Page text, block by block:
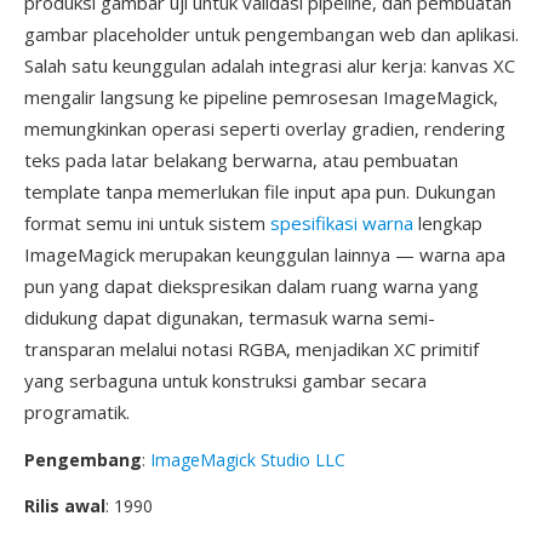
gambar placeholder untuk pengembangan web dan aplikasi.
Salah satu keunggulan adalah integrasi alur kerja: kanvas XC
mengalir langsung ke pipeline pemrosesan ImageMagick,
memungkinkan operasi seperti overlay gradien, rendering
teks pada latar belakang berwarna, atau pembuatan
template tanpa memerlukan file input apa pun. Dukungan
format semu ini untuk sistem spesifikasi warna lengkap
ImageMagick merupakan keunggulan lainnya — warna apa
pun yang dapat diekspresikan dalam ruang warna yang
didukung dapat digunakan, termasuk warna semi-
transparan melalui notasi RGBA, menjadikan XC primitif
yang serbaguna untuk konstruksi gambar secara
programatik.
Pengembang: ImageMagick Studio LLC
Rilis awal: 1990